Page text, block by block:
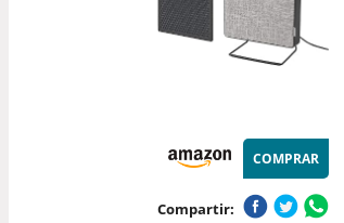
COMPRAR
Compartir: